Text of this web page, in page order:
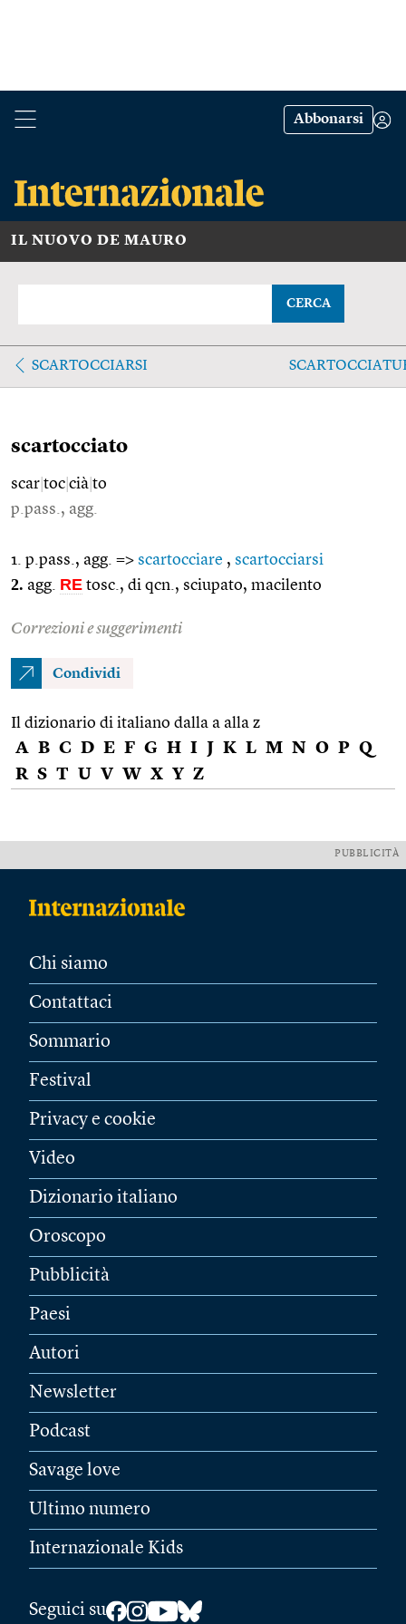
Abbonarsi
IL NUOVO DE MAURO
CERCA
SCARTOCCIARSI
scartocciato
scar toc cià to
p.pass., agg.
1. p.pass., agg. => scartocciare , scartocciarsi
2. agg. RE tosc., di qcn., sciupato, macilento
Correzioni e suggerimenti
Condividi
Il dizionario di italiano dalla a alla z
A B C D E F G H I J K L M N O P Q
R S T U V W X Y Z
PUBBLICITÀ
Chi siamo
Contattaci
Sommario
Festival
Privacy e cookie
Video
Dizionario italiano
Oroscopo
Pubblicità
Paesi
Autori
Newsletter
Podcast
Savage love
Ultimo numero
Internazionale Kids
Seguici su